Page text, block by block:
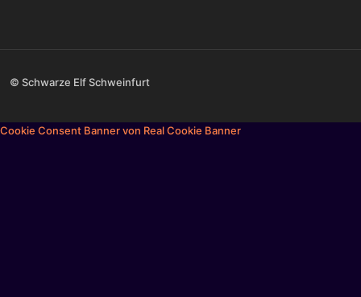
© Schwarze Elf Schweinfurt
Cookie Consent Banner von Real Cookie Banner